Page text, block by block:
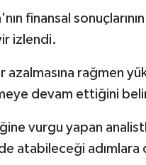
finansal sonuçlarının
izlendi.
rağmen
devam ettiğini
vurgu yapan
atabileceği adımlara